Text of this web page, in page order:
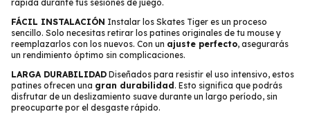
rápida durante tus sesiones de juego.
FÁCIL INSTALACIÓN Instalar los Skates Tiger es un proceso
sencillo. Solo necesitas retirar los patines originales de tu mouse y
reemplazarlos con los nuevos. Con un ajuste perfecto, asegurarás
un rendimiento óptimo sin complicaciones.
LARGA DURABILIDAD Diseñados para resistir el uso intensivo, estos
patines ofrecen una gran durabilidad . Esto significa que podrás
disfrutar de un deslizamiento suave durante un largo período, sin
preocuparte por el desgaste rápido.